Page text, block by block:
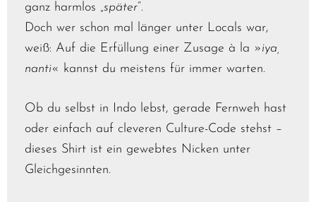
ganz harmlos „später“.
Doch wer schon mal länger unter Locals war,
weiß: Auf die Erfüllung einer Zusage à la »iya,
nanti« kannst du meistens für immer warten.
Ob du selbst in Indo lebst, gerade Fernweh hast
oder einfach auf cleveren Culture-Code stehst –
dieses Shirt ist ein gewebtes Nicken unter
Gleichgesinnten.